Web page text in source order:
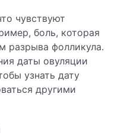
чувствуют
боль, которая
разрыва фолликула.
даты овуляции
узнать дату
другими